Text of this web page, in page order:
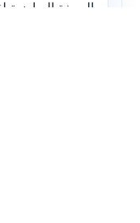
الصيغة الرياضية